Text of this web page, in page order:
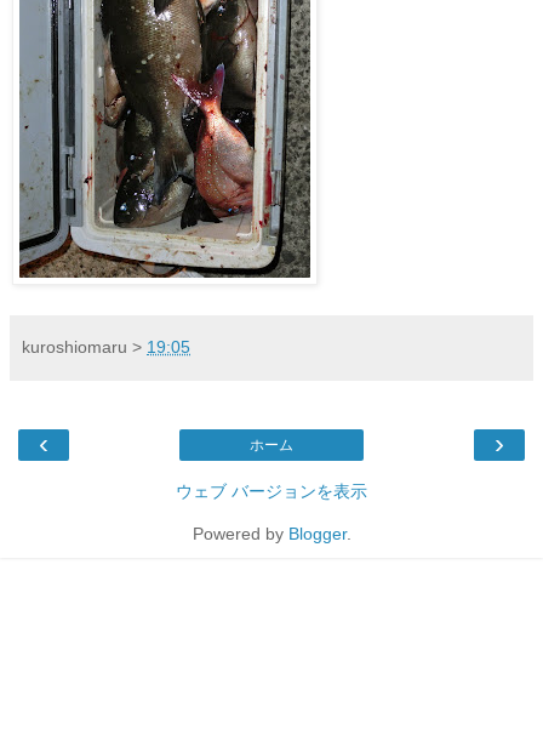
kuroshiomaru > 19:05
‹ ›
ホーム
ウェブ バージョンを表示
Powered by Blogger.